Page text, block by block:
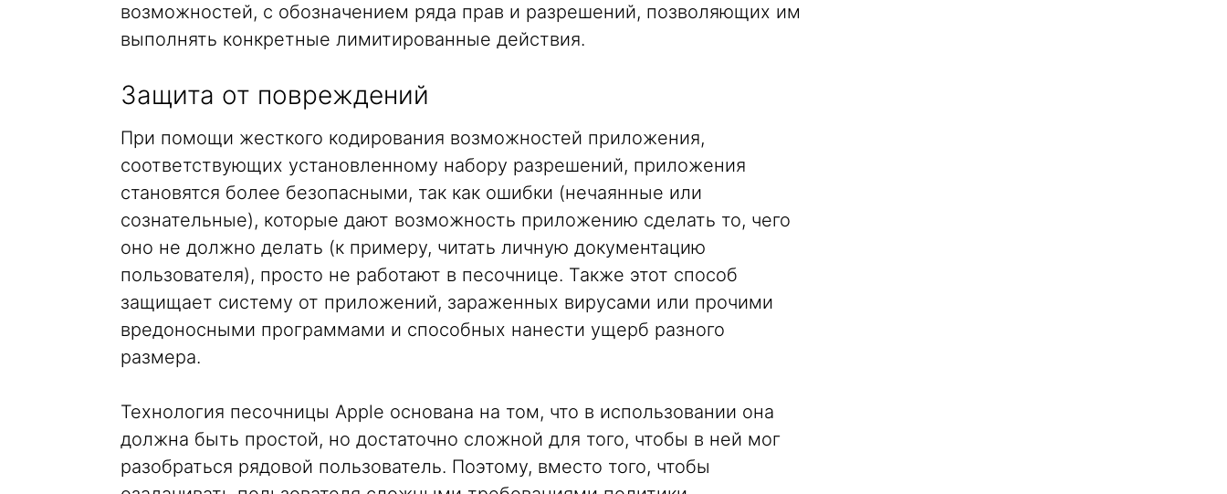
возможностей, с обозначением ряда прав и разрешений, позволяющих им
выполнять конкретные лимитированные действия.
Защита от повреждений
При помощи жесткого кодирования возможностей приложения,
соответствующих установленному набору разрешений, приложения
становятся более безопасными, так как ошибки (нечаянные или
сознательные), которые дают возможность приложению сделать то, чего
оно не должно делать (к примеру, читать личную документацию
пользователя), просто не работают в песочнице. Также этот способ
защищает систему от приложений, зараженных вирусами или прочими
вредоносными программами и способных нанести ущерб разного
размера.
Технология песочницы Apple основана на том, что в использовании она
должна быть простой, но достаточно сложной для того, чтобы в ней мог
разобраться рядовой пользователь. Поэтому, вместо того, чтобы